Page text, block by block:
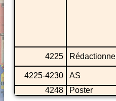
4225 Rédactionnel
4225-4230 AS
4248
Poster